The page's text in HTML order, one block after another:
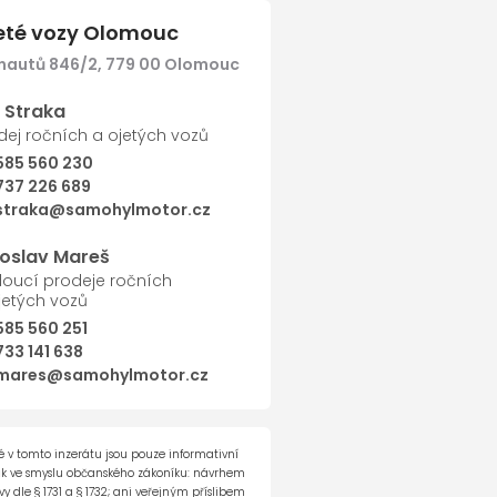
vozy Olomouc
846/2, 779 00 Olomouc
Straka
ročních a ojetých vozů
560 230
226 689
Mareš
prodeje ročních
vozů
560 251
141 638
v tomto inzerátu jsou pouze informativní
ve smyslu občanského zákoníku: návrhem
dle § 1731 a § 1732; ani veřejným příslibem
co dál...
689